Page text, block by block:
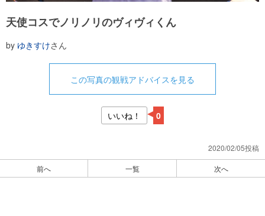
天使コスでノリノリのヴィヴィくん
by ゆきすけさん
この写真の観戦アドバイスを見る
いいね！ 0
2020/02/05投稿
前へ 一覧 次へ